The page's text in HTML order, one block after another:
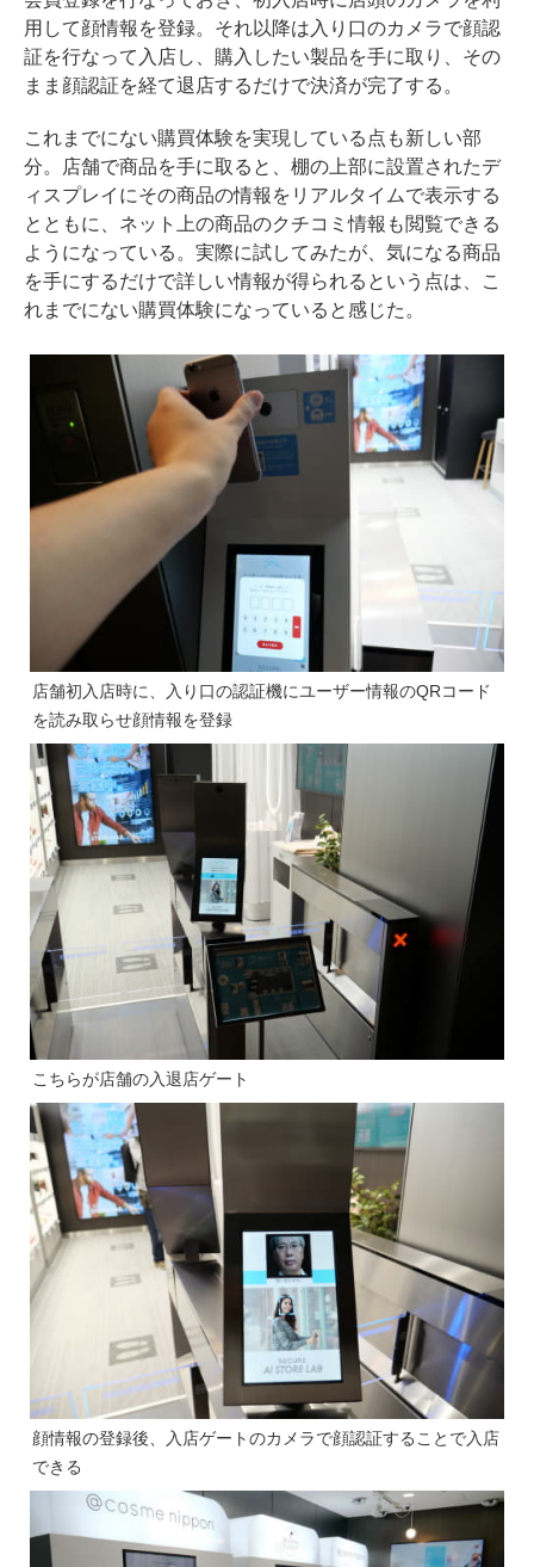
用して顔情報を登録。それ以降は入り口のカメラで顔認
証を行なって入店し、購入したい製品を手に取り、その
まま顔認証を経て退店するだけで決済が完了する。
これまでにない購買体験を実現している点も新しい部
分。店舗で商品を手に取ると、棚の上部に設置されたデ
ィスプレイにその商品の情報をリアルタイムで表示する
とともに、ネット上の商品のクチコミ情報も閲覧できる
ようになっている。実際に試してみたが、気になる商品
を手にするだけで詳しい情報が得られるという点は、こ
れまでにない購買体験になっていると感じた。
店舗初入店時に、入り口の認証機にユーザー情報のQRコード
を読み取らせ顔情報を登録
こちらが店舗の入退店ゲート
顔情報の登録後、入店ゲートのカメラで顔認証することで入店
できる